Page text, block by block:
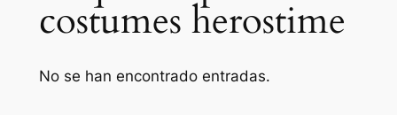
costumes herostime
No se han encontrado entradas.